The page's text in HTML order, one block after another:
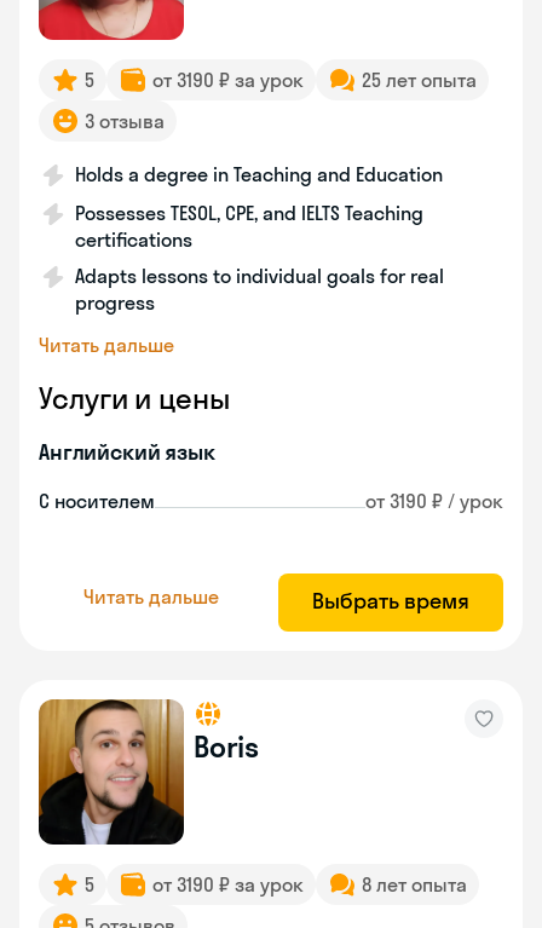
5 от 3190 ₽ за урок
25 лет опыта
3 отзыва
Holds a degree in Teaching and Education
Possesses TESOL, CPE, and IELTS Teaching
certifications
Adapts lessons to individual goals for real
progress
Читать дальше
Услуги и цены
Английский язык
С носителем от 3190 ₽ / урок
Читать дальше Выбрать время
Boris
5 от 3190 ₽ за урок
8 лет опыта